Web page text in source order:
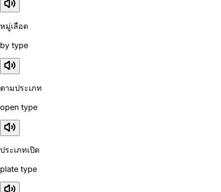
หมู่เลือด
by type
ตามประเภท
open type
ประเภทเปิด
plate type